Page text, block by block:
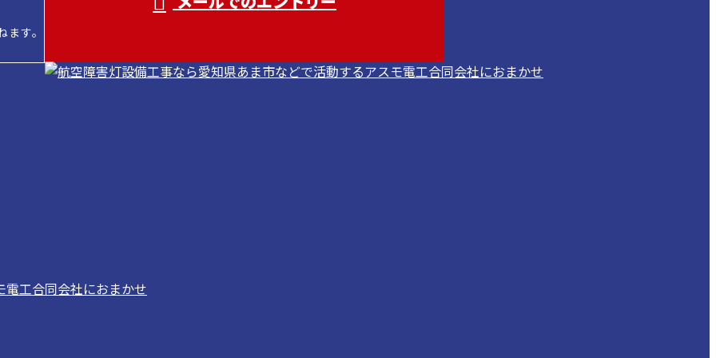
す。